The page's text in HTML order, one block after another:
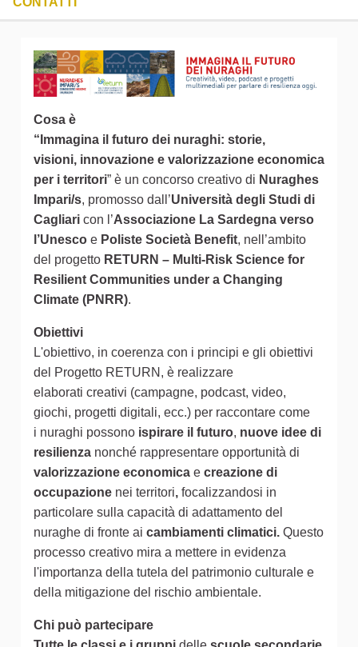
Cosa è
“Immagina il futuro dei nuraghi: storie,
visioni, innovazione e valorizzazione economica
per i territori” è un concorso creativo di Nuraghes
Impari/s, promosso dall’Università degli Studi di
Cagliari con l’Associazione La Sardegna verso
l’Unesco e Poliste Società Benefit, nell’ambito
del progetto RETURN – Multi-Risk Science for
Resilient Communities under a Changing
Climate (PNRR).
Obiettivi
L'obiettivo, in coerenza con i principi e gli obiettivi
del Progetto RETURN, è realizzare
elaborati creativi (campagne, podcast, video,
giochi, progetti digitali, ecc.) per raccontare come
i nuraghi possono ispirare il futuro, nuove idee di
resilienza nonché rappresentare opportunità di
valorizzazione economica e creazione di
occupazione nei territori, focalizzandosi in
particolare sulla capacità di adattamento del
nuraghe di fronte ai cambiamenti climatici. Questo
processo creativo mira a mettere in evidenza
l'importanza della tutela del patrimonio culturale e
della mitigazione del rischio ambientale.
Chi può partecipare